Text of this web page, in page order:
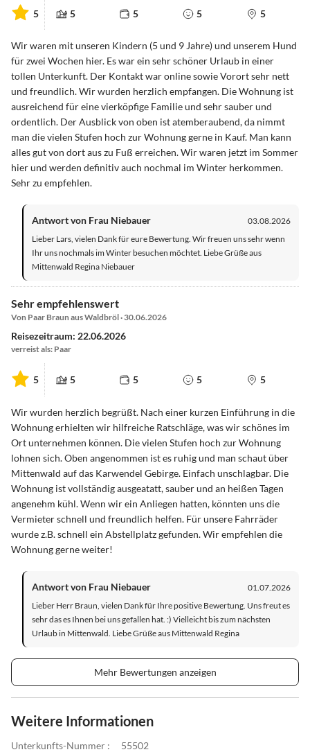
5 5 5 5 5
Wir waren mit unseren Kindern (5 und 9 Jahre) und unserem Hund
für zwei Wochen hier. Es war ein sehr schöner Urlaub in einer
tollen Unterkunft. Der Kontakt war online sowie Vorort sehr nett
und freundlich. Wir wurden herzlich empfangen. Die Wohnung ist
ausreichend für eine vierköpfige Familie und sehr sauber und
ordentlich. Der Ausblick von oben ist atemberaubend, da nimmt
man die vielen Stufen hoch zur Wohnung gerne in Kauf. Man kann
alles gut von dort aus zu Fuß erreichen. Wir waren jetzt im Sommer
hier und werden definitiv auch nochmal im Winter herkommen.
Sehr zu empfehlen.
Antwort von Frau Niebauer
03.08.2026
Lieber Lars, vielen Dank für eure Bewertung. Wir freuen uns sehr wenn
Ihr uns nochmals im Winter besuchen möchtet. Liebe Grüße aus
Mittenwald Regina Niebauer
Sehr empfehlenswert
Von Paar Braun aus Waldbröl · 30.06.2026
Reisezeitraum: 22.06.2026
verreist als: Paar
5 5 5 5 5
Wir wurden herzlich begrüßt. Nach einer kurzen Einführung in die
Wohnung erhielten wir hilfreiche Ratschläge, was wir schönes im
Ort unternehmen können. Die vielen Stufen hoch zur Wohnung
lohnen sich. Oben angenommen ist es ruhig und man schaut über
Mittenwald auf das Karwendel Gebirge. Einfach unschlagbar. Die
Wohnung ist vollständig ausgeatatt, sauber und an heißen Tagen
angenehm kühl. Wenn wir ein Anliegen hatten, könnten uns die
Vermieter schnell und freundlich helfen. Für unsere Fahrräder
wurde z.B. schnell ein Abstellplatz gefunden. Wir empfehlen die
Wohnung gerne weiter!
Antwort von Frau Niebauer
01.07.2026
Lieber Herr Braun, vielen Dank für Ihre positive Bewertung. Uns freut es
sehr das es Ihnen bei uns gefallen hat. :) Vielleicht bis zum nächsten
Urlaub in Mittenwald. Liebe Grüße aus Mittenwald Regina
Mehr Bewertungen anzeigen
Weitere Informationen
Unterkunfts-Nummer : 55502